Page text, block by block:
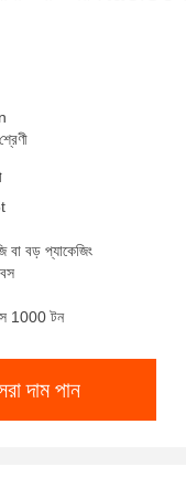
বা বড় প্যাকেজিং
1000 টন
দাম পান